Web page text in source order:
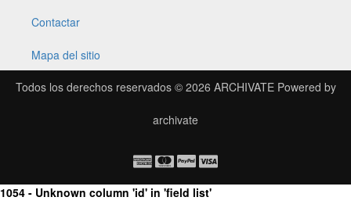
Contactar
Mapa del sitio
Todos los derechos reservados © 2026 ARCHIVATEPowered by
archivate
1054 - Unknown column 'id' in 'field list'